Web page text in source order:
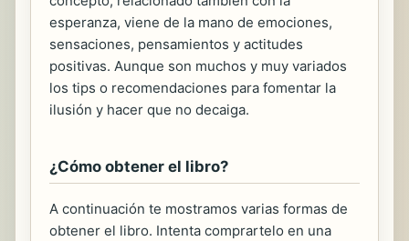
esperanza, viene de la mano de emociones,
sensaciones, pensamientos y actitudes
positivas. Aunque son muchos y muy variados
los tips o recomendaciones para fomentar la
ilusión y hacer que no decaiga.
¿Cómo obtener el libro?
A continuación te mostramos varias formas de
obtener el libro. Intenta comprartelo en una